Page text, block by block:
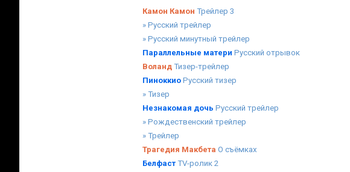
Камон Камон Трейлер 3
» Русский трейлер
» Русский минутный трейлер
Параллельные матери Русский отрывок
Воланд Тизер-трейлер
Пиноккио Русский тизер
» Тизер
Незнакомая дочь Русский трейлер
» Рождественский трейлер
» Трейлер
Трагедия Макбета О съёмках
Белфаст TV-ролик 2